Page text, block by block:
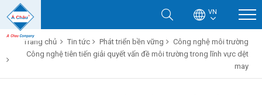
VN
Trang chủ Tin tức Phát triển bền vững
Công nghệ môi trường
Công nghệ tiên tiến giải quyết vấn đề môi trường trong lĩnh vực dệt
may